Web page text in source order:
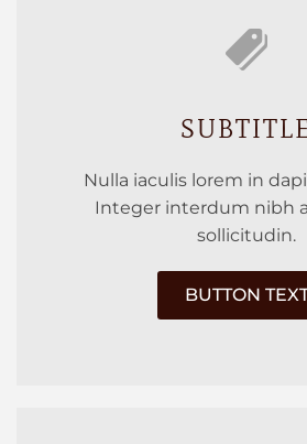
Nulla iaculis lorem in
Integer interdum nibh
sollicitudin.
BUTTON